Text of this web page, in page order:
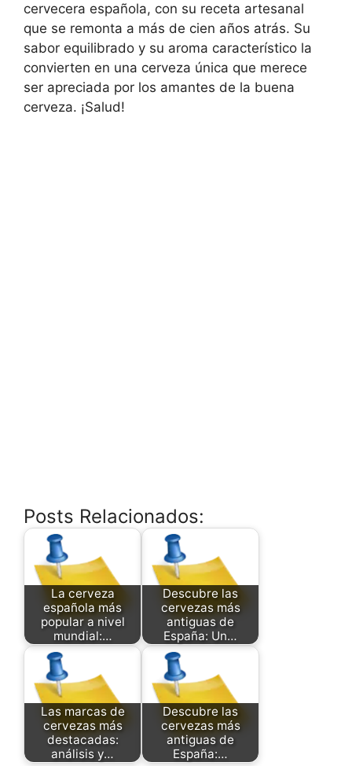
cervecera española, con su receta artesanal
que se remonta a más de cien años atrás. Su
sabor equilibrado y su aroma característico la
convierten en una cerveza única que merece
ser apreciada por los amantes de la buena
cerveza. ¡Salud!
Posts Relacionados:
La cerveza
española más
popular a nivel
mundial:…
Descubre las
cervezas más
antiguas de
España: Un…
Las marcas de
cervezas más
destacadas:
análisis y…
Descubre las
cervezas más
antiguas de
España:…